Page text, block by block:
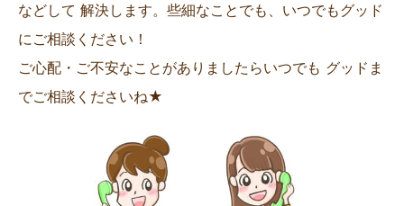
などして 解決します。些細なことでも、いつでもグッド
にご相談ください！
ご心配・ご不安なことがありましたらいつでも グッドま
でご相談くださいね★